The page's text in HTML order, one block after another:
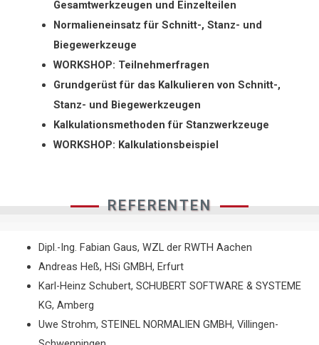
Gesamtwerkzeugen und Einzelteilen
Normalieneinsatz für Schnitt-, Stanz- und
Biegewerkzeuge
WORKSHOP: Teilnehmerfragen
Grundgerüst für das Kalkulieren von Schnitt-,
Stanz- und Biegewerkzeugen
Kalkulationsmethoden für Stanzwerkzeuge
WORKSHOP: Kalkulationsbeispiel
REFERENTEN
Dipl.-Ing. Fabian Gaus, WZL der RWTH Aachen
Andreas Heß, HSi GMBH, Erfurt
Karl-Heinz Schubert, SCHUBERT SOFTWARE & SYSTEME
KG, Amberg
Uwe Strohm, STEINEL NORMALIEN GMBH, Villingen-